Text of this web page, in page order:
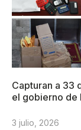
Capturan a 33
el gobierno de
3 julio, 2026